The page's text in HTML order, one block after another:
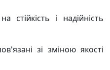
і надійність
зі зміною якості